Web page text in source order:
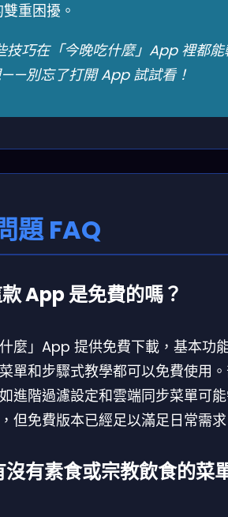
雙重困擾。
技巧在「今晚吃什麼」App 裡都能
別忘了打開 App 試試看！
題 FAQ
App 是免費的嗎？
什麼」App 提供免費下載，基本功
單和步驟式教學都可以免費使用
進階過濾設定和雲端同步菜單可
但免費版本已經足以滿足日常需
沒有素食或宗教飲食的菜